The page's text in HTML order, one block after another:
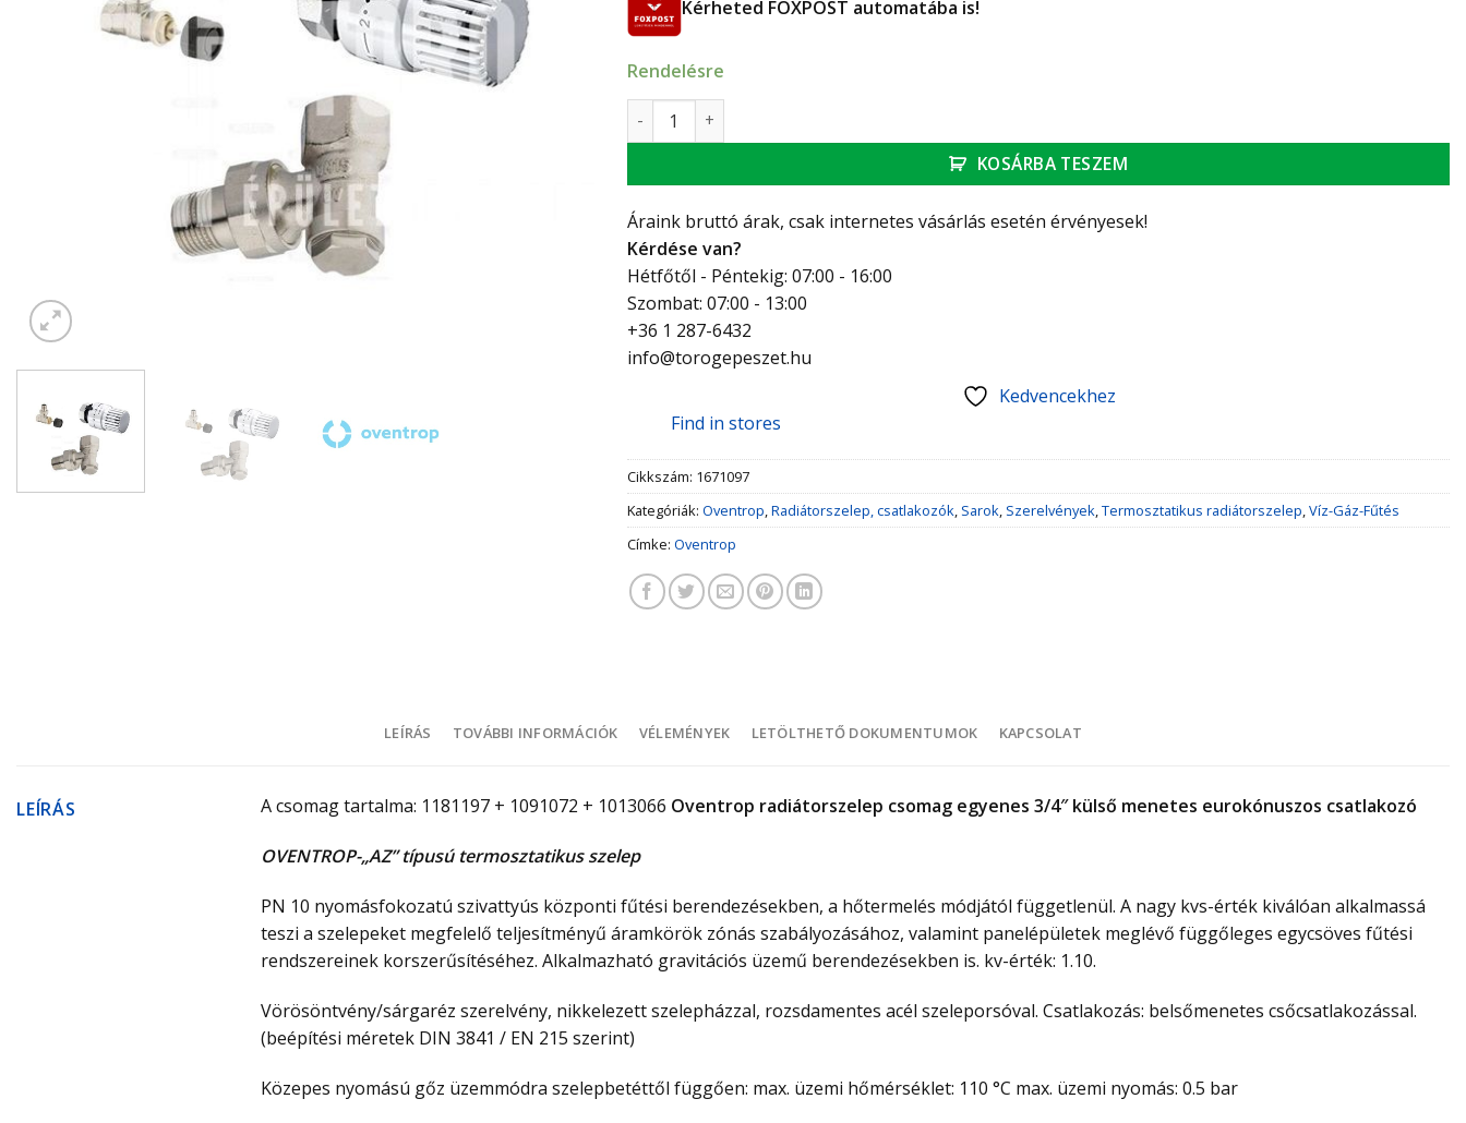
Kérheted FOXPOST automatába is!
Rendelésre
Oventrop radiátorszelep csomag sarok 3/4" külső menetes eurokónuszos csatlakozó KIFUTÓ TERMÉK!
KOSÁRBA TESZEM
Áraink bruttó árak, csak internetes vásárlás esetén érvényesek!
Kérdése van?
Hétfőtől - Péntekig: 07:00 - 16:00
Szombat: 07:00 - 13:00
+36 1 287-6432
info@torogepeszet.hu
Kedvencekhez
Find in stores
Cikkszám: 1671097
Kategóriák: Oventrop Radiátorszelep, csatlakozók Sarok Szerelvények Termosztatikus radiátorszelep Víz-Gáz-Fűtés
Címke: Oventrop
LEÍRÁS TOVÁBBI INFORMÁCIÓK VÉLEMÉNYEK LETÖLTHETŐ DOKUMENTUMOK KAPCSOLAT
LEÍRÁS A csomag tartalma: 1181197 + 1091072 + 1013066 Oventrop radiátorszelep csomag egyenes 3/4″ külső menetes eurokónuszos csatlakozó
OVENTROP-„AZ” típusú termosztatikus szelep
PN 10 nyomásfokozatú szivattyús központi fűtési berendezésekben, a hőtermelés módjától függetlenül. A nagy kvs-érték kiválóan alkalmassá
teszi a szelepeket megfelelő teljesítményű áramkörök zónás szabályozásához, valamint panelépületek meglévő függőleges egycsöves fűtési
rendszereinek korszerűsítéséhez. Alkalmazható gravitációs üzemű berendezésekben is. kv-érték: 1.10.
Vörösöntvény/sárgaréz szerelvény, nikkelezett szelepházzal, rozsdamentes acél szeleporsóval. Csatlakozás: belsőmenetes csőcsatlakozással.
(beépítési méretek DIN 3841 / EN 215 szerint)
Közepes nyomású gőz üzemmódra szelepbetéttől függően: max. üzemi hőmérséklet: 110 °C max. üzemi nyomás: 0.5 bar